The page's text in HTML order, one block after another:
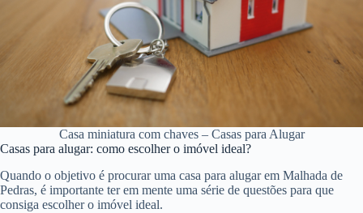
Casa miniatura com chaves – Casas para Alugar
Casas para alugar: como escolher o imóvel ideal?
Quando o objetivo é procurar uma casa para alugar em Malhada de
Pedras, é importante ter em mente uma série de questões para que
consiga escolher o imóvel ideal.